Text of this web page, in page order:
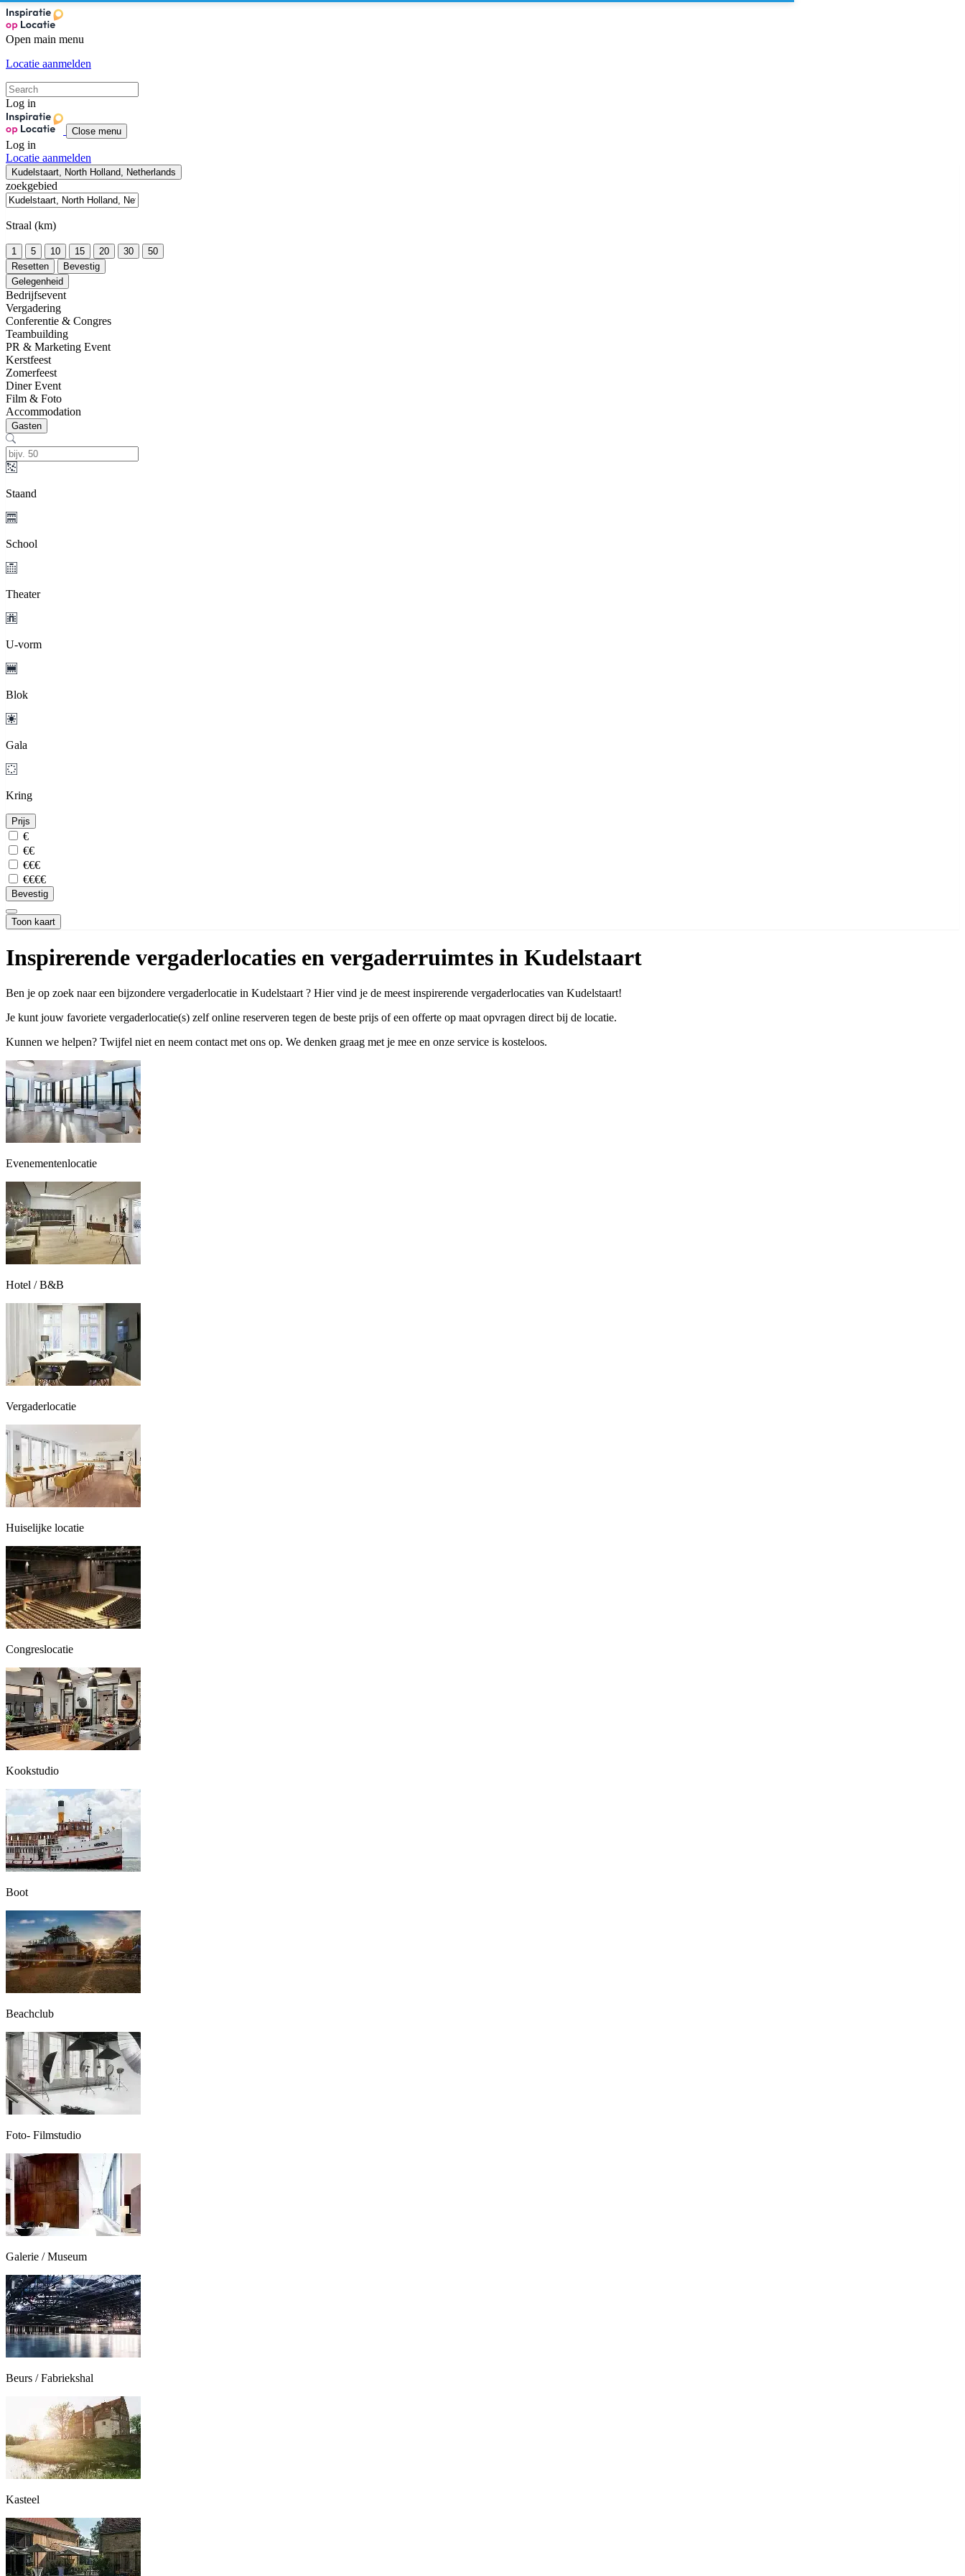
Open main menu
Locatie aanmelden
Log in
Close menu
Log in
Locatie aanmelden
Kudelstaart, North Holland, Netherlands
zoekgebied
Straal (km)
1 5 10 15 20 30
50
Resetten
Bevestig
Gelegenheid
Bedrijfsevent
Vergadering
Conferentie & Congres
Teambuilding
PR & Marketing Event
Kerstfeest
Zomerfeest
Diner Event
Film & Foto
Accommodation
Gasten
Staand
School
Theater
U-vorm
Blok
Gala
Kring
Prijs
€
€€
€€€
€€€€
Bevestig
Toon kaart
Inspirerende vergaderlocaties en vergaderruimtes in Kudelstaart
Ben je op zoek naar een bijzondere vergaderlocatie in Kudelstaart ? Hier vind je de meest inspirerende vergaderlocaties van Kudelstaart!
Je kunt jouw favoriete vergaderlocatie(s) zelf online reserveren tegen de beste prijs of een offerte op maat opvragen direct bij de locatie.
Kunnen we helpen? Twijfel niet en neem contact met ons op. We denken graag met je mee en onze service is kosteloos.
Evenementenlocatie
Hotel / B&B
Vergaderlocatie
Huiselijke locatie
Congreslocatie
Kookstudio
Boot
Beachclub
Foto- Filmstudio
Galerie / Museum
Beurs / Fabriekshal
Kasteel